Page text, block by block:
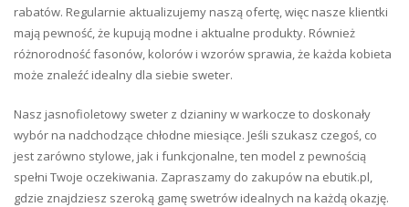
rabatów. Regularnie aktualizujemy naszą ofertę, więc nasze klientki
mają pewność, że kupują modne i aktualne produkty. Również
różnorodność fasonów, kolorów i wzorów sprawia, że każda kobieta
może znaleźć idealny dla siebie sweter.
Nasz jasnofioletowy sweter z dzianiny w warkocze to doskonały
wybór na nadchodzące chłodne miesiące. Jeśli szukasz czegoś, co
jest zarówno stylowe, jak i funkcjonalne, ten model z pewnością
spełni Twoje oczekiwania. Zapraszamy do zakupów na ebutik.pl,
gdzie znajdziesz szeroką gamę swetrów idealnych na każdą okazję.